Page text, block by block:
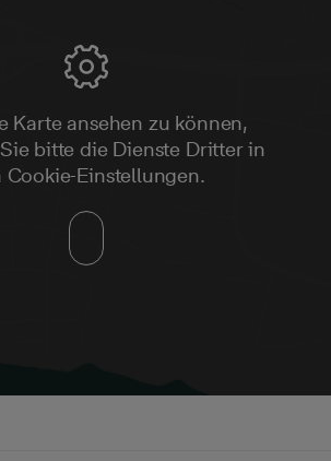
Karte ansehen zu können,
bitte die Dienste Dritter in
Cookie-Einstellungen.